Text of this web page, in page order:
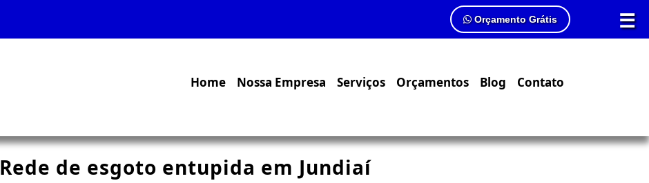
☰
Orçamento Grátis
Home Nossa Empresa Serviços Orçamentos Blog Contato
Rede de esgoto entupida em Jundiaí